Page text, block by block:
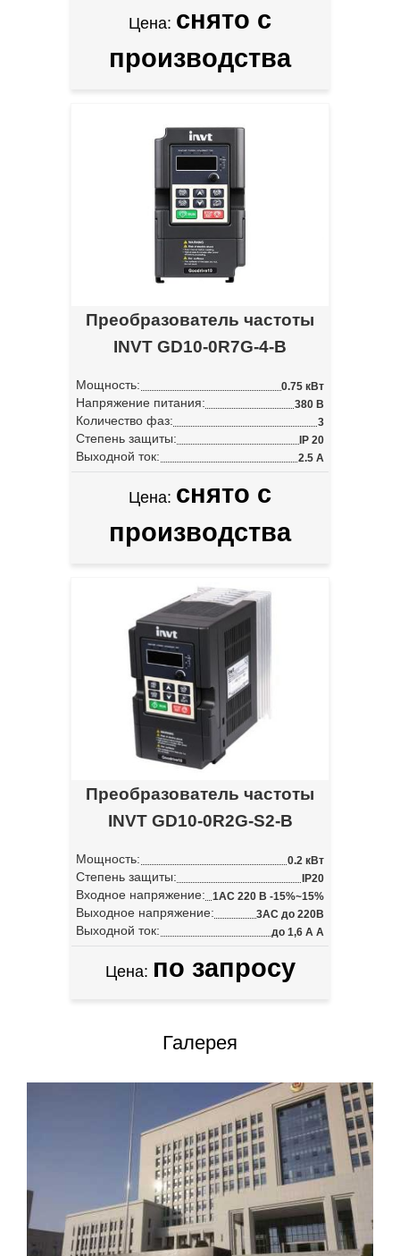
Цена: снято с
производства
Преобразователь частоты
INVT GD10-0R7G-4-B
Мощность: 0.75 кВт
Напряжение питания: 380 В
Количество фаз: 3
Степень защиты: IP 20
Выходной ток: 2.5 А
Цена: снято с
производства
Преобразователь частоты
INVT GD10-0R2G-S2-B
Мощность: 0.2 кВт
Степень защиты: IP20
Входное напряжение: 1АС 220 В -15%~15%
Выходное напряжение: 3АС до 220В
Выходной ток: до 1,6 А А
Цена: по запросу
Галерея